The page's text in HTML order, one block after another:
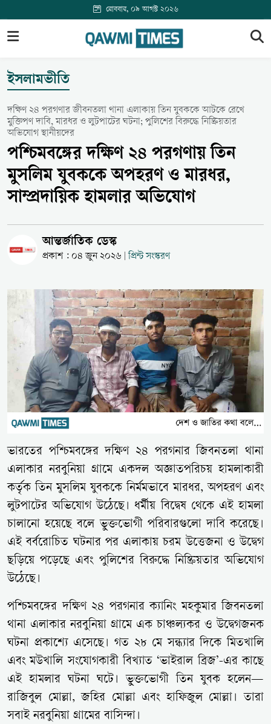
রোববার, ০৯ আগস্ট ২০২৬
ইসলামভীতি
দক্ষিণ ২৪ পরগণার জীবনতলা থানা এলাকায় তিন যুবককে আটকে রেখে
মুক্তিপণ দাবি, মারধর ও লুটপাটের ঘটনা; পুলিশের বিরুদ্ধে নিষ্ক্রিয়তার
অভিযোগ স্থানীয়দের
পশ্চিমবঙ্গের দক্ষিণ ২৪ পরগণায় তিন
মুসলিম যুবককে অপহরণ ও মারধর,
সাম্প্রদায়িক হামলার অভিযোগ
আন্তর্জাতিক ডেস্ক
প্রকাশ : ০৪ জুন ২০২৬ প্রিন্ট সংস্করণ
ভারতের পশ্চিমবঙ্গের দক্ষিণ ২৪ পরগনার জিবনতলা থানা
এলাকার নরবুনিয়া গ্রামে একদল অজ্ঞাতপরিচয় হামলাকারী
কর্তৃক তিন মুসলিম যুবককে নির্মমভাবে মারধর, অপহরণ এবং
লুটপাটের অভিযোগ উঠেছে। ধর্মীয় বিদ্বেষ থেকে এই হামলা
চালানো হয়েছে বলে ভুক্তভোগী পরিবারগুলো দাবি করেছে।
এই বর্বরোচিত ঘটনার পর এলাকায় চরম উত্তেজনা ও উদ্বেগ
ছড়িয়ে পড়েছে এবং পুলিশের বিরুদ্ধে নিষ্ক্রিয়তার অভিযোগ
উঠেছে।
পশ্চিমবঙ্গের দক্ষিণ ২৪ পরগনার ক্যানিং মহকুমার জিবনতলা
থানা এলাকার নরবুনিয়া গ্রামে এক চাঞ্চল্যকর ও উদ্বেগজনক
ঘটনা প্রকাশ্যে এসেছে। গত ২৮ মে সন্ধ্যার দিকে মিতখালি
এবং মউখালি সংযোগকারী বিখ্যাত ‘ভাইরাল ব্রিজ’-এর কাছে
এই হামলার ঘটনা ঘটে। ভুক্তভোগী তিন যুবক হলেন—
রাজিবুল মোল্লা, জহির মোল্লা এবং হাফিজুল মোল্লা। তারা
সবাই নরবুনিয়া গ্রামের বাসিন্দা।